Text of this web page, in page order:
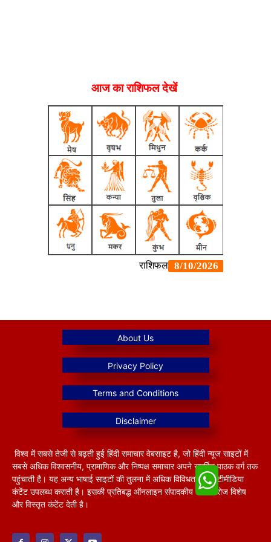
आज का राशिफल देखें
विश्व में सबसे तेजी से बढ़ती हुई हिंदी समाचार वेबसाइट है, जो हिंदी न्यूज साइटों में
सबसे अधिक विश्वसनीय, प्रामाणिक और निष्पक्ष समाचार अपने समर्पित पाठक वर्ग तक
पहुंचाती है। यह अन्य भाषाई साइटों की तुलना में अधिक विविधतापूर्ण मल्टीमीडिया
कंटेंट उपलब्ध कराती है। इसकी प्रतिबद्ध ऑनलाइन संपादकीय टीम हररोज विशेष
और विस्तृत कंटेंट देती है।